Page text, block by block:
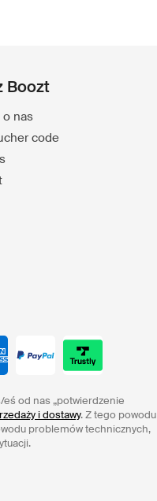
Boozt
nas
code
eś od nas „potwierdzenie
i dostawy. Z tego powodu
problemów technicznych,